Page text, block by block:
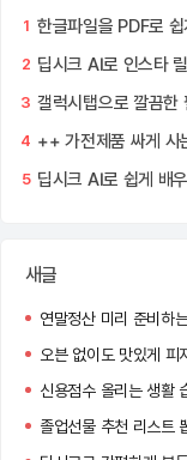
1 한글파일을 PDF로
2 딥시크 AI로 인스타
3 갤럭시탭으로 깔끔한
4 ++ 가전제품 싸게 사
5 딥시크 AI로 쉽게 배
새글
연말정산 미리 준비하
오븐 없이도 맛있게 피
신용점수 올리는 생활
졸업선물 추천 리스트